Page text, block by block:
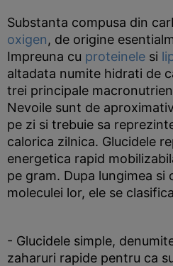
Substanta compusa din
oxigen, de origine
Impreuna cu proteinele si
altadata numite hidrati de
trei principale
Nevoile sunt de
pe zi si trebuie sa
calorica zilnica. Glucidele
energetica rapid
pe gram. Dupa lungimea si
moleculei lor, ele se
- Glucidele simple,
zaharuri rapide pentru ca